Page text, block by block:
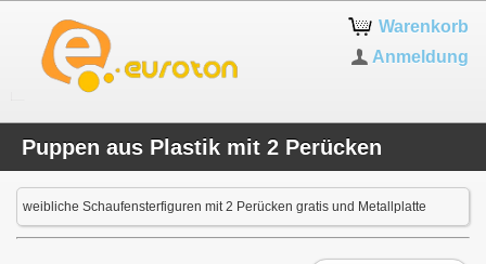
Warenkorb
Anmeldung
Puppen aus Plastik mit 2 Perücken
weibliche Schaufensterfiguren mit 2 Perücken gratis und Metallplatte